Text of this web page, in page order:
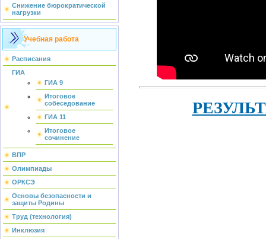
Снижение бюрократической
нагрузки
Учебная работа
Расписания
ГИА
ГИА 9
Итоговое
собеседование
ГИА 11
Итоговое
сочинение
ВПР
Олимпиады
ОРКСЭ
Основы безопасности и
защиты Родины
Труд (технология)
Инклюзия